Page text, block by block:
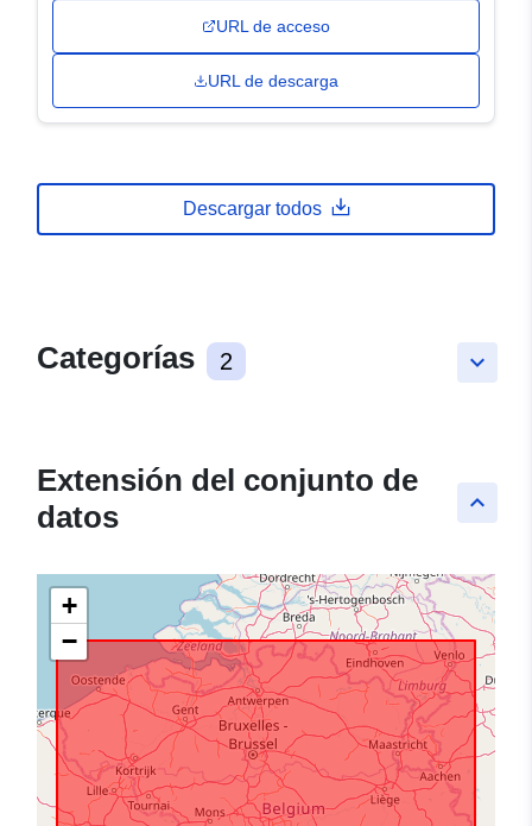
URL de acceso
URL de descarga
Descargar todos
keyboard_arrow_down
Categorías 2
keyboard_arrow_up
Extensión del conjunto de
datos
+
−